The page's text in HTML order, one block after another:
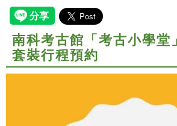
南科考古館「考古小學堂
套裝行程預約